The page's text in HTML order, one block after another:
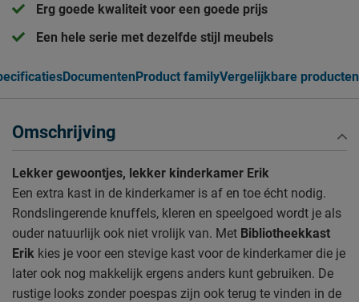
Erg goede kwaliteit voor een goede prijs
Een hele serie met dezelfde stijl meubels
DocumentenProduct familyVergelijkbare producten
Omschrijving
Lekker gewoontjes, lekker kinderkamer Erik
Een extra kast in de kinderkamer is af en toe écht nodig.
Rondslingerende knuffels, kleren en speelgoed wordt je als
ouder natuurlijk ook niet vrolijk van. Met Bibliotheekkast
Erik kies je voor een stevige kast voor de kinderkamer die je
later ook nog makkelijk ergens anders kunt gebruiken. De
rustige looks zonder poespas zijn ook terug te vinden in de